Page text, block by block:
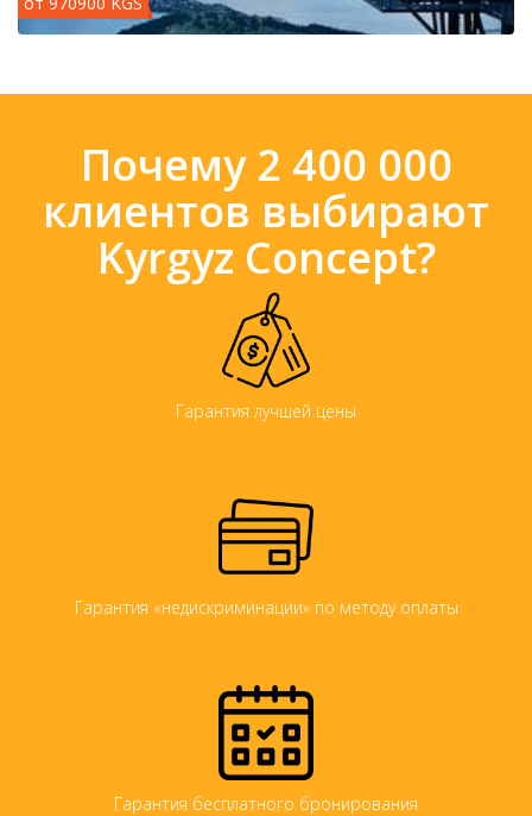
Почему 2 400 000
клиентов выбирают
Kyrgyz Concept?
Гарантия лучшей цены
Гарантия «недискриминации» по методу оплаты
Гарантия бесплатного бронирования